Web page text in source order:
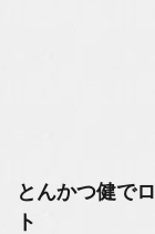
とんかつ健で
ト